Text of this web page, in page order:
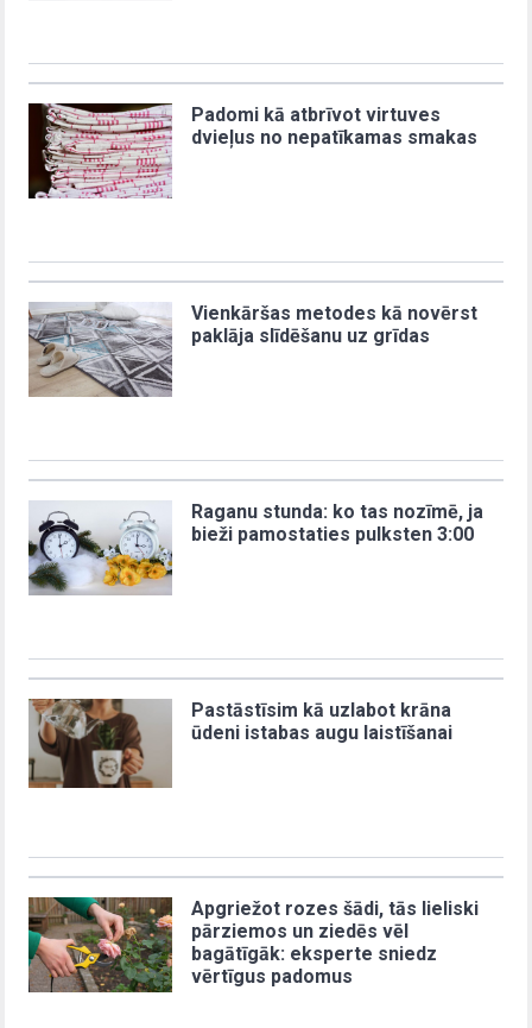
Padomi kā atbrīvot virtuves
dvieļus no nepatīkamas smakas
Vienkāršas metodes kā novērst
paklāja slīdēšanu uz grīdas
Raganu stunda: ko tas nozīmē, ja
bieži pamostaties pulksten 3:00
Pastāstīsim kā uzlabot krāna
ūdeni istabas augu laistīšanai
Apgriežot rozes šādi, tās lieliski
pārziemos un ziedēs vēl
bagātīgāk: eksperte sniedz
vērtīgus padomus